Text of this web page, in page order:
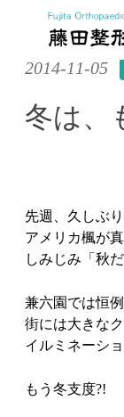
2014-11-05
冬は、
先週、久しぶ
アメリカ楓が
しみじみ「秋
兼六園では恒
街には大きな
イルミネーシ
もう冬支度?!